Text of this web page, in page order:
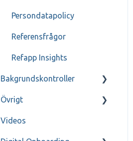
Greenhouse
ReachMee
Visma Recruit
Varbi
SmartRecruiters
Webcruiter
administratörer - SSO
Persondatapolicy
Referensfrågor
Refapp Insights
Bakgrundskontroller
FAQ
Övrigt
Genomgång
Videos